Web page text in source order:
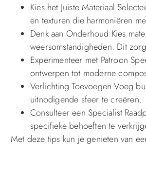
Kies het Juiste Materiaal
en texturen die harmoniëren
Denk aan Onderhoud Kies
weersomstandigheden. Dit
Experimenteer met Patroon
ontwerpen tot moderne
Verlichting Toevoegen Voeg
uitnodigende sfeer te creëren.
Consulteer een Specialist
specifieke behoeften te
Met deze tips kun je genieten van